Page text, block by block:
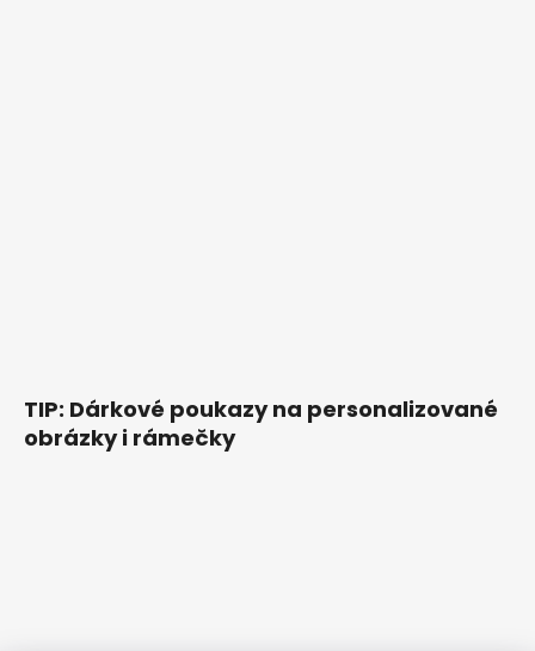
TIP: Dárkové poukazy na personalizované
obrázky i rámečky